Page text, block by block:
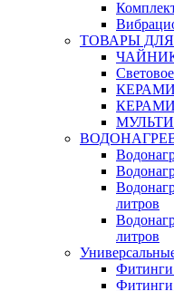
ТОВАРЫ
литров
литров
Фитинги